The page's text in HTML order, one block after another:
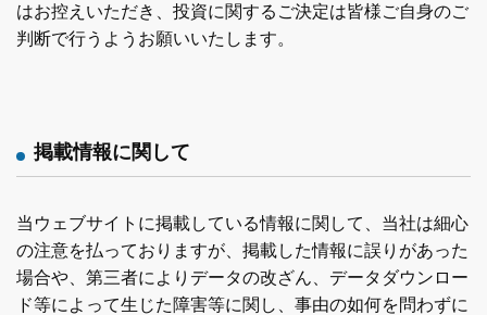
はお控えいただき、投資に関するご決定は皆様ご自身のご
判断で行うようお願いいたします。
掲載情報に関して
当ウェブサイトに掲載している情報に関して、当社は細心
の注意を払っておりますが、掲載した情報に誤りがあった
場合や、第三者によりデータの改ざん、データダウンロー
ド等によって生じた障害等に関し、事由の如何を問わずに